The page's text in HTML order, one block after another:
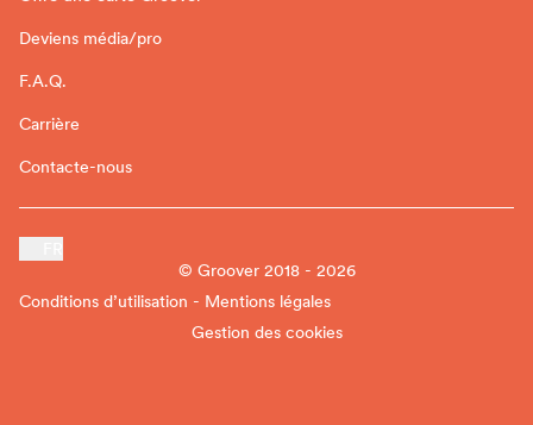
Deviens média/pro
F.A.Q.
Carrière
Contacte-nous
© Groover 2018 - 2026
Conditions d’utilisation - Mentions légales
Gestion des cookies